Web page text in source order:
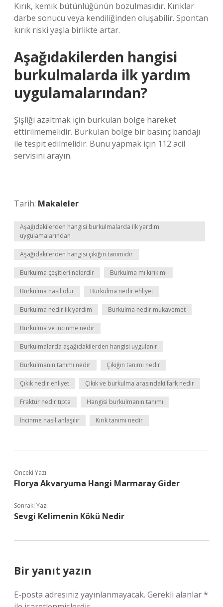
Kırık, kemik bütünlüğünün bozulmasıdır. Kırıklar
darbe sonucu veya kendiliğinden oluşabilir. Spontan
kırık riski yaşla birlikte artar.
Aşağıdakilerden hangisi
burkulmalarda ilk yardım
uygulamalarından?
Şişliği azaltmak için burkulan bölge hareket
ettirilmemelidir. Burkulan bölge bir basınç bandajı
ile tespit edilmelidir. Bunu yapmak için 112 acil
servisini arayın.
Tarih: Makaleler
Aşağıdakilerden hangisi burkulmalarda ilk yardım
uygulamalarından
Aşağıdakilerden hangisi çıkığın tanımıdır
Burkulma çeşitleri nelerdir Burkulma mı kırık mı
Burkulma nasıl olur Burkulma nedir ehliyet
Burkulma nedir ilk yardım Burkulma nedir mukavemet
Burkulma ve incinme nedir
Burkulmalarda aşağıdakilerden hangisi uygulanır
Burkulmanin tanımı nedir Çıkığın tanımı nedir
Çıkık nedir ehliyet Çıkık ve burkulma arasındaki fark nedir
Fraktür nedir tıpta Hangisi burkulmanın tanımı
İncinme nasıl anlaşılır Kırık tanımı nedir
Önceki Yazı
Florya Akvaryuma Hangi Marmaray Gider
Sonraki Yazı
Sevgi Kelimenin Kökü Nedir
Bir yanıt yazın
E-posta adresiniz yayınlanmayacak. Gerekli alanlar*